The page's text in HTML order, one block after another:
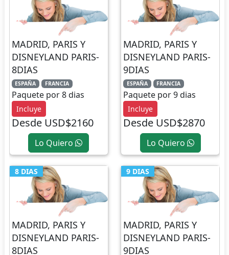
MADRID, PARIS Y
DISNEYLAND PARIS-
8DIAS
ESPAÑA FRANCIA
Paquete por 8 dias
Incluye
Desde USD$2160
Lo Quiero
MADRID, PARIS Y
DISNEYLAND PARIS-
9DIAS
ESPAÑA FRANCIA
Paquete por 9 dias
Incluye
Desde USD$2870
Lo Quiero
8 DIAS
MADRID, PARIS Y
DISNEYLAND PARIS-
8DIAS
9 DIAS
MADRID, PARIS Y
DISNEYLAND PARIS-
9DIAS